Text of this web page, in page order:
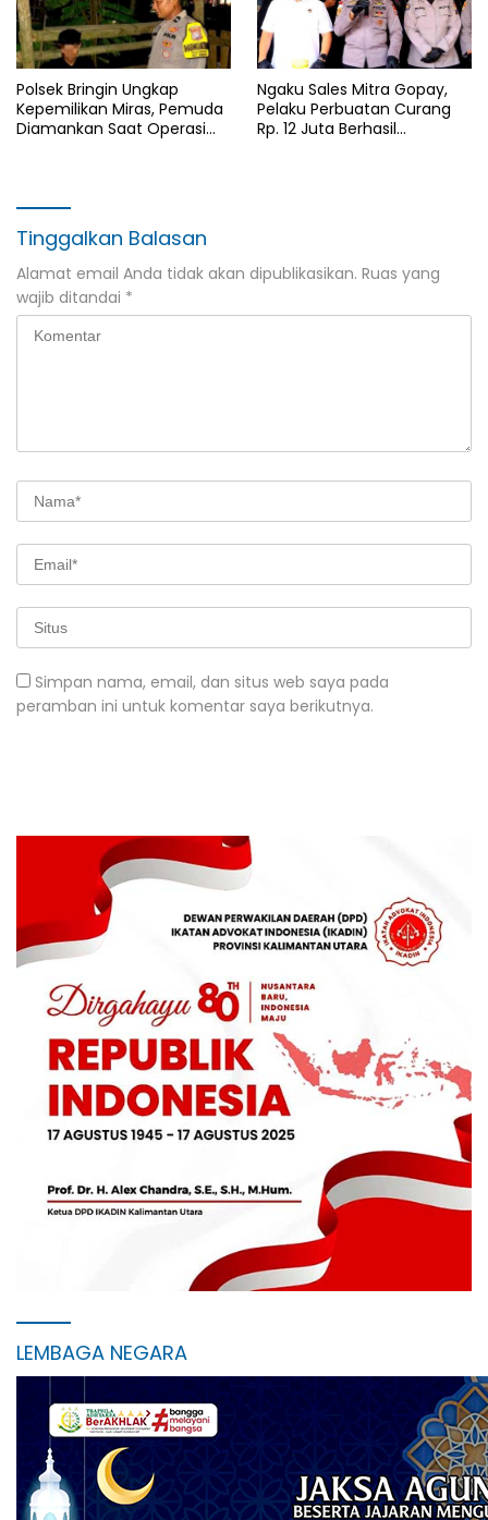
Polsek Bringin Ungkap
Kepemilikan Miras, Pemuda
Diamankan Saat Operasi
Ngaku Sales Mitra Gopay,
Pelaku Perbuatan Curang
Rp. 12 Juta Berhasil
Tinggalkan Balasan
Alamat email Anda tidak akan dipublikasikan. Ruas yang
wajib ditandai *
Simpan nama, email, dan situs web saya pada
peramban ini untuk komentar saya berikutnya.
LEMBAGA NEGARA